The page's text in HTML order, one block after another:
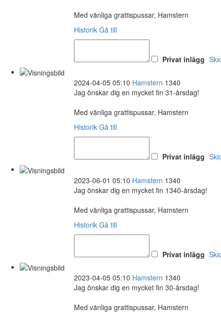
Med vänliga grattispussar, Hamstern
Historik Gå till
Privat inlägg
2024-04-05 05:10 Hamstern 1340
Jag önskar dig en mycket fin 31-årsdag!
Med vänliga grattispussar, Hamstern
Historik Gå till
Privat inlägg
2023-06-01 05:10 Hamstern 1340
Jag önskar dig en mycket fin 1340-årsdag!
Med vänliga grattispussar, Hamstern
Historik Gå till
Privat inlägg
2023-04-05 05:10 Hamstern 1340
Jag önskar dig en mycket fin 30-årsdag!
Med vänliga grattispussar, Hamstern